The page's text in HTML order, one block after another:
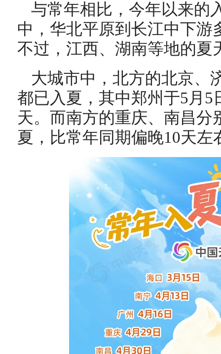
与常年相比，今年以来的
中，华北平原到长江中下游
不过，江西、湖南等地的夏
大城市中，北方的北京、
都已入夏，其中郑州于5月5
天。而南方的重庆、南昌分
夏，比常年同期偏晚10天左